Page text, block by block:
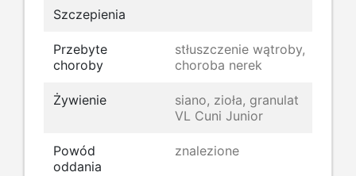
Szczepienia
Przebyte
choroby
stłuszczenie wątroby,
choroba nerek
Żywienie
siano, zioła, granulat
VL Cuni Junior
Powód
oddania
znalezione